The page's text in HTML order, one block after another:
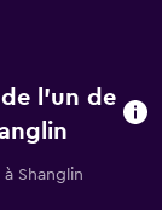
l’un de
Shanglin